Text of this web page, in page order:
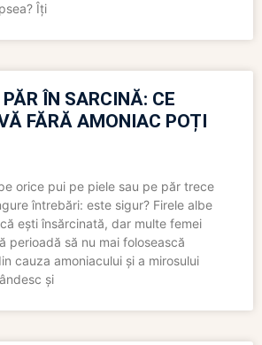
Îți
ÎN SARCINĂ: CE
FĂRĂ AMONIAC POȚI
orice pui pe piele sau pe păr trece
întrebări: este sigur? Firele albe
ești însărcinată, dar multe femei
perioadă să nu mai folosească
cauza amoniacului și a mirosului
și